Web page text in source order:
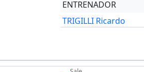
ENTRENADOR
TRIGILLI Ricardo